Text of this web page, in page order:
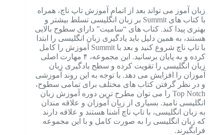
زبان آموز می تواند بعد از اتمام آموزش تاپ ناچ، همراه
با کتاب های Summit بر زبان انگلیسی تسلط بیشتر و
بهتری پیدا کند. کتاب های “سامیت” دارای سطوح بالایی
هستند، به همین دلیل باید یادگیری زبان انگلیسی را ابتدا
با تاپ ناچ شروع کنید و بعد با Summit آموزش را کامل
کرده و به پایان برسانید. این مجموعه، ۴ مهارت اصلی
زبان انگلیسی را تقویت کرده و سطح یادگیری زبان
آموزان را افزایش می دهد. با توجه به این روند آموزشی
و در نظر گرفتن کتاب های مختلف برای تمامی سطوح،
Top Notch را می توان مطرح ترین دوره آموزش زبان
انگلیسی نامید. بسیاری از زبان آموزان و علاقه مندان
به زبان انگلیسی، با تاپ ناچ آشنا هستند و علاقه دارند
که زبان انگلیسی را به صورت کامل و با این مجموعه
فرابگیرند.